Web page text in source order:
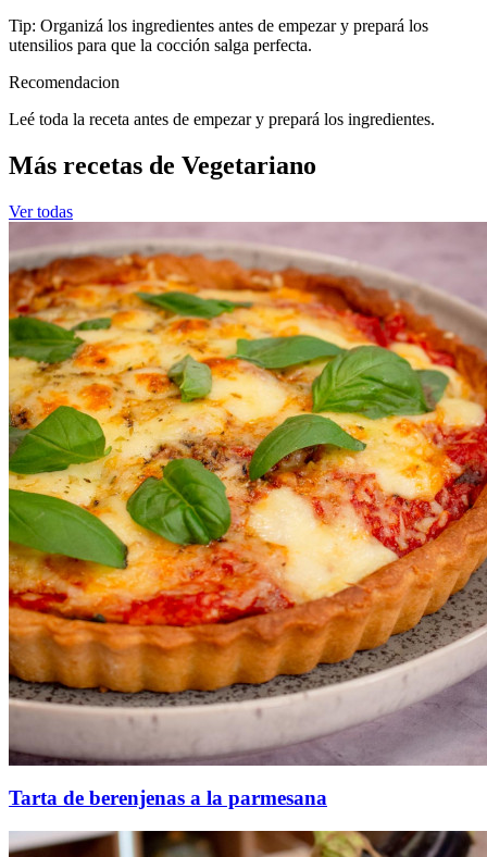
Tip: Organizá los ingredientes antes de empezar y prepará los
utensilios para que la cocción salga perfecta.
Recomendacion
Leé toda la receta antes de empezar y prepará los ingredientes.
Más recetas de Vegetariano
Ver todas
Tarta de berenjenas a la parmesana